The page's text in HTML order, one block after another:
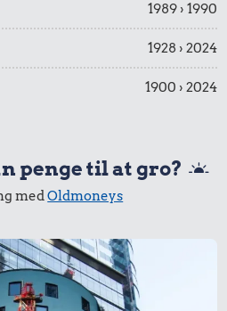
1989 › 1990
1928 › 2024
1900 › 2024
penge til at gro?
medOldmoneys